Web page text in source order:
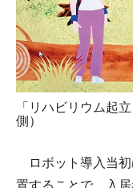
「リハビリウム起
側）
ロボット導入当初
置することで、入